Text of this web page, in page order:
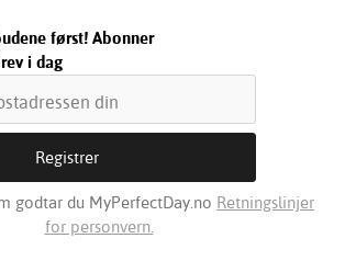
først! Abonner
i dag
godtar du MyPerfectDay.no Retningslinjer
for personvern.